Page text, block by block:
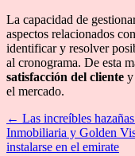
La capacidad de
aspectos relacionados
identificar y resolver
al cronograma. De esta
satisfacción del cliente y
el mercado.
← Las increíbles
Inmobiliaria y Golden
instalarse en el emirate